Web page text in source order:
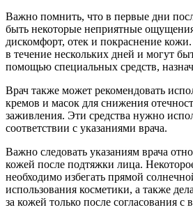
Важно помнить, что в первые дни
быть некоторые неприятные
дискомфорт, отек и покраснение
в течение нескольких дней и могут
помощью специальных средств,
Врач также может рекомендовать
кремов и масок для снижения
заживления. Эти средства нужно
соответствии с указаниями врача.
Важно следовать указаниям врача
кожей после подтяжки лица.
необходимо избегать прямой
использования косметики, а также
за кожей только после согласования с